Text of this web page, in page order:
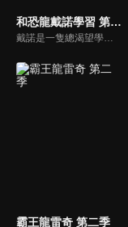
和恐龍戴諾學習 第二季
戴諾是一隻總渴望學習新東西的好奇小恐龍。 它喜歡通過玩玩具，汽車和火車來探索世界。 像每個寶寶一樣，戴諾熱愛學習形狀、顏色、數位還有字母。 快來和戴諾一起學習吧！
霸王龍雷奇 第二季